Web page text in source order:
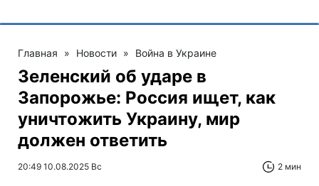
Главная » Новости » Война в Украине
Зеленский об ударе в
Запорожье: Россия ищет, как
уничтожить Украину, мир
должен ответить
20:49 10.08.2025 Вс 2 мин